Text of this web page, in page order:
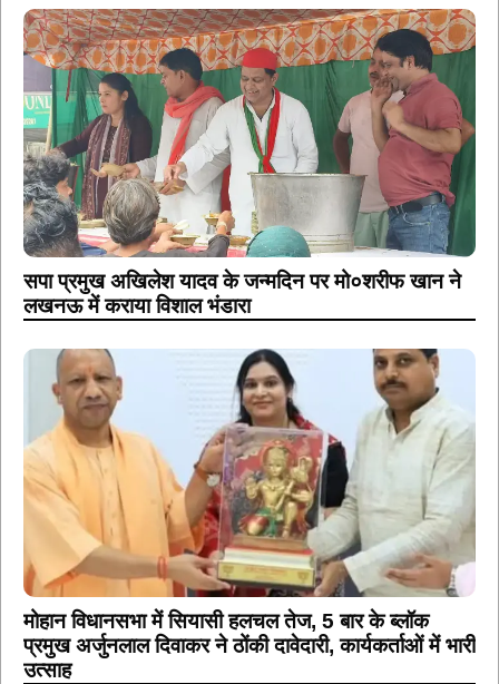
सपा प्रमुख अखिलेश यादव के जन्मदिन पर मो०शरीफ खान ने
लखनऊ में कराया विशाल भंडारा
मोहान विधानसभा में सियासी हलचल तेज, 5 बार के ब्लॉक
प्रमुख अर्जुनलाल दिवाकर ने ठोंकी दावेदारी, कार्यकर्ताओं में भारी
उत्साह